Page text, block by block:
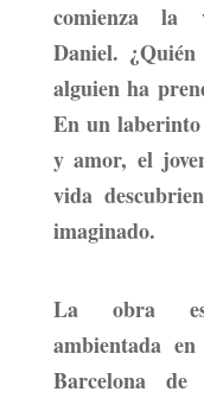
comienza la
Daniel.
alguien ha
En un
y amor, el
vida
imaginado.
La obra
ambientada
Barcelona